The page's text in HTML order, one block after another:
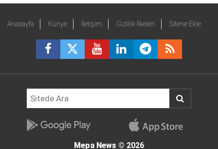
Anasayfa Künye İletişim Gizlilik İlkeleri Sitene Ekle
Mepa News © 2026